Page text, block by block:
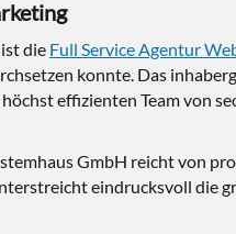
die Full Service Agentur
konnte. Das
effizienten Team von
GmbH reicht von
eindrucksvoll die